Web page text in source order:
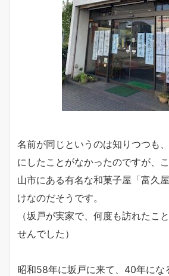
名前が同じというのは知りつつも
にしたことがなかったのですが、
山市にある有名な和菓子屋「富久
けなのだそうです。
（坂戸が実家で、何度も訪れたこ
せんでした）
昭和58年に坂戸に来て、40年にな